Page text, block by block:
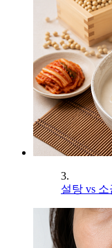
3.
설탕 vs